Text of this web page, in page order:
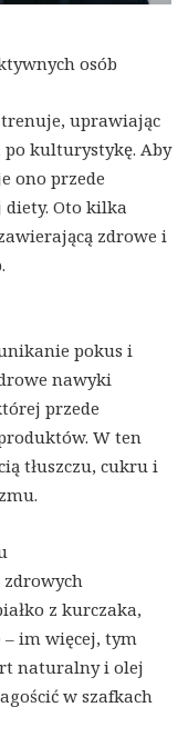
osób
uprawiając
kulturystykę. Aby
ono przede
Oto kilka
zdrowe i
pokus i
nawyki
przede
W ten
tłuszczu, cukru i
z kurczaka,
– im więcej, tym
naturalny i olej
w szafkach